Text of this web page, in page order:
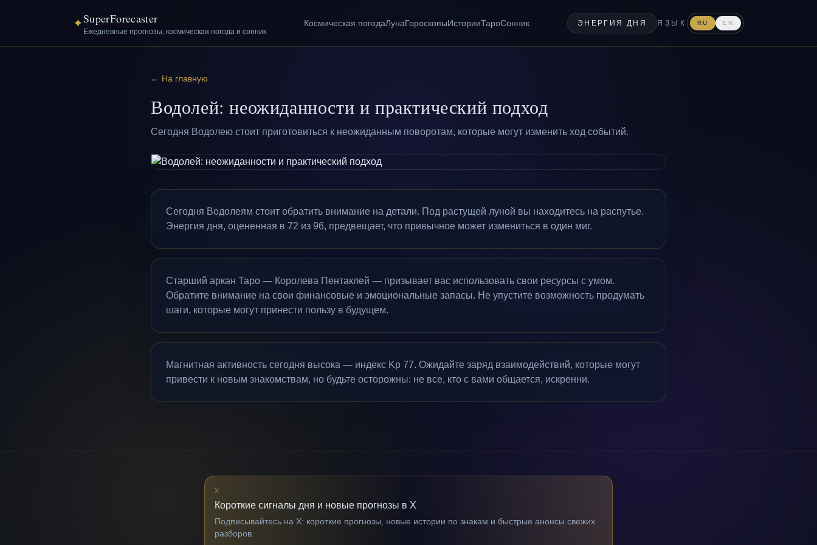
✦SuperForecaster
Ежедневные прогнозы, космическая погода и сонник
Космическая погодаЛунаГороскопыИсторииТароСонник ЭНЕРГИЯ ДНЯ ЯЗЫК RU EN
← На главную
Водолей: неожиданности и практический подход
Сегодня Водолею стоит приготовиться к неожиданным поворотам, которые могут изменить ход событий.
Сегодня Водолеям стоит обратить внимание на детали. Под растущей луной вы находитесь на распутье.
Энергия дня, оцененная в 72 из 96, предвещает, что привычное может измениться в один миг.
Старший аркан Таро — Королева Пентаклей — призывает вас использовать свои ресурсы с умом.
Обратите внимание на свои финансовые и эмоциональные запасы. Не упустите возможность продумать
шаги, которые могут принести пользу в будущем.
Магнитная активность сегодня высока — индекс Kp 77. Ожидайте заряд взаимодействий, которые могут
привести к новым знакомствам, но будьте осторожны: не все, кто с вами общается, искренни.
X
Короткие сигналы дня и новые прогнозы в X
Подписывайтесь на X: короткие прогнозы, новые истории по знакам и быстрые анонсы свежих
разборов.